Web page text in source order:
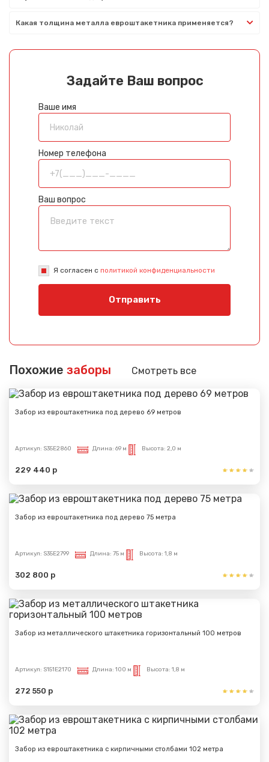
Какая толщина металла евроштакетника применяется?
Задайте Ваш вопрос
Ваше имя
Номер телефона
Ваш вопрос
Я согласен с политикой конфиденциальности
Отправить
Похожие заборы Смотреть все
Забор из евроштакетника под дерево 69 метров
Артикул: S35E2860 Длина: 69 м Высота: 2,0 м
229 440 р
Забор из евроштакетника под дерево 75 метра
Артикул: S35E2799 Длина: 75 м Высота: 1,8 м
302 800 р
Забор из металлического штакетника горизонтальный 100 метров
Артикул: S151E2170 Длина: 100 м Высота: 1,8 м
272 550 р
Забор из евроштакетника с кирпичными столбами 102 метра
Сообщение успешно
Спасибо за обращение, наш специалист свяжется с
Вами.